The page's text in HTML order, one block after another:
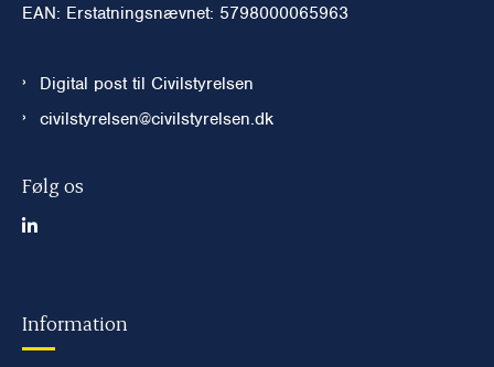
EAN: Erstatningsnævnet: 5798000065963
Digital post til Civilstyrelsen
civilstyrelsen@civilstyrelsen.dk
Følg os
Information